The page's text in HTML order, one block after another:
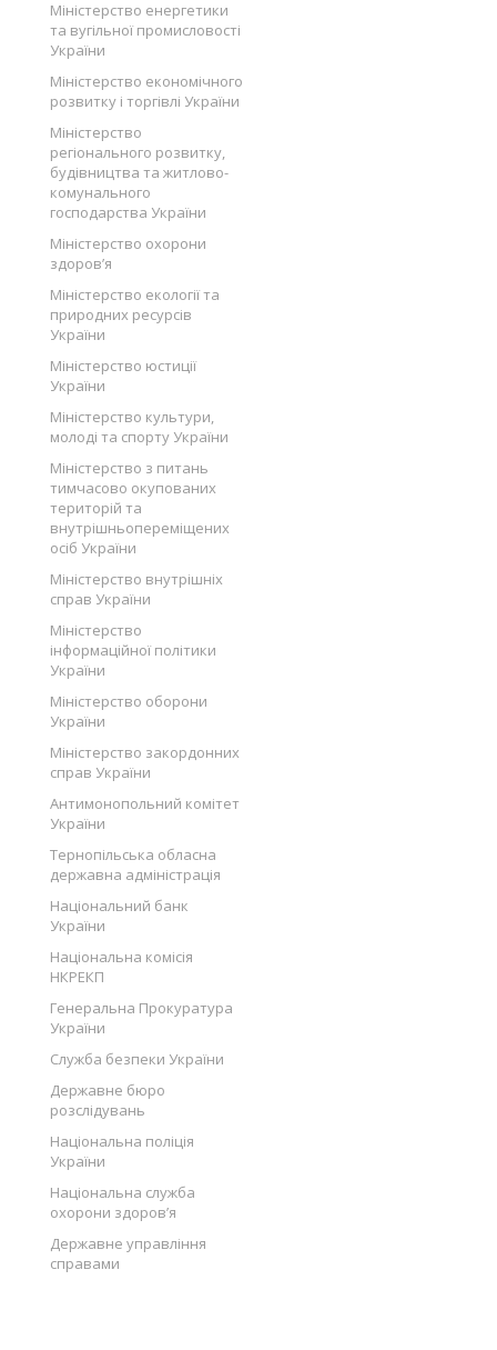
Міністерство енергетики
та вугільної промисловості
України
Міністерство економічного
розвитку і торгівлі України
Міністерство
регіонального розвитку,
будівництва та житлово-
комунального
господарства України
Міністерство охорони
здоров’я
Міністерство екології та
природних ресурсів
України
Міністерство юстиції
України
Міністерство культури,
молоді та спорту України
Міністерство з питань
тимчасово окупованих
територій та
внутрішньопереміщених
осіб України
Міністерство внутрішніх
справ України
Міністерство
інформаційної політики
України
Міністерство оборони
України
Міністерство закордонних
справ України
Антимонопольний комітет
України
Тернопільська обласна
державна адміністрація
Національний банк
України
Національна комісія
НКРЕКП
Генеральна Прокуратура
України
Служба безпеки України
Державне бюро
розслідувань
Національна поліція
України
Національна служба
охорони здоров’я
Державне управління
справами